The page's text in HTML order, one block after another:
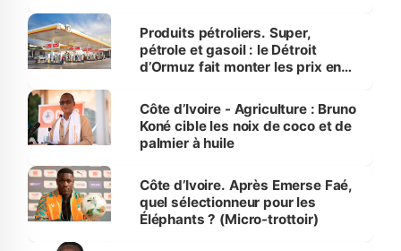
menacées
Produits pétroliers. Super,
pétrole et gasoil : le Détroit
d’Ormuz fait monter les prix en
Côte d’Ivoire - Agriculture : Bruno
Koné cible les noix de coco et de
palmier à huile
Côte d’Ivoire. Après Emerse Faé,
quel sélectionneur pour les
Éléphants ? (Micro-trottoir)